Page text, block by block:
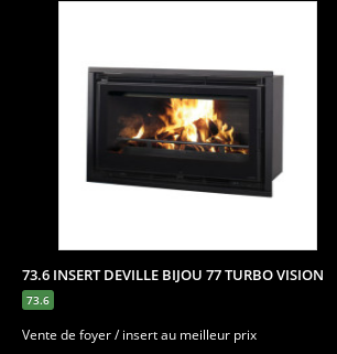
73.6 INSERT DEVILLE BIJOU 77 TURBO VISION
73.6
Vente de foyer / insert au meilleur prix